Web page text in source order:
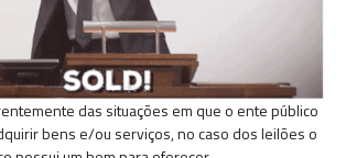
das situações em que o ente público
bens e/ou serviços, no caso dos leilões o